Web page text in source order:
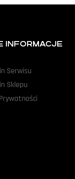
INFORMACJE
Serwisu
Sklepu